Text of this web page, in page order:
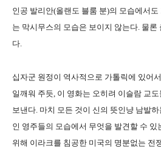
인공 발리안(올랜도 블룸 분)의 모습에서
는 막시무스의 모습은 보이지 않는다. 물론
다.
십자군 원정이 역사적으로 가톨릭에 있어
일깨워 주듯, 이 영화는 오히려 이슬람 교
보낸다. 마치 모든 것이 신의 뜻인냥 남발
인 영주들의 모습에서 무엇을 발견할 수 있
위해 이라크를 침공한 미국의 명분없는 전